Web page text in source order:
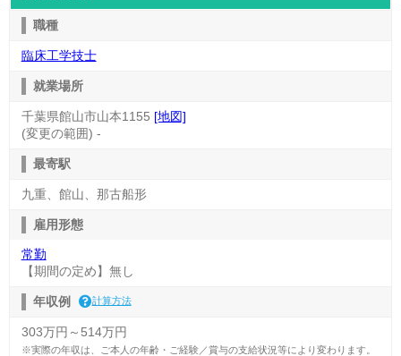
職種
臨床工学技士
就業場所
千葉県館山市山本1155 [地図]
(変更の範囲) -
最寄駅
九重、館山、那古船形
雇用形態
常勤
【期間の定め】無し
年収例 計算方法
303万円～514万円
※実際の年収は、ご本人の年齢・ご経験／賞与の支給状況等により変わります。